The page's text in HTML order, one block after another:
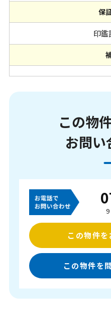
保
印鑑
この物
お問い
9
この物件を
この物件を